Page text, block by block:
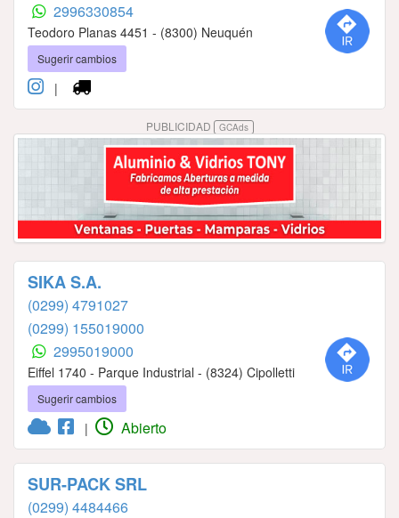
2996330854
Teodoro Planas 4451 - (8300) Neuquén
Sugerir cambios
|
PUBLICIDAD GCAds
SIKA S.A.
(0299) 4791027
(0299) 155019000
2995019000
Eiffel 1740 - Parque Industrial - (8324) Cipolletti
Sugerir cambios
| Abierto
SUR-PACK SRL
(0299) 4484466